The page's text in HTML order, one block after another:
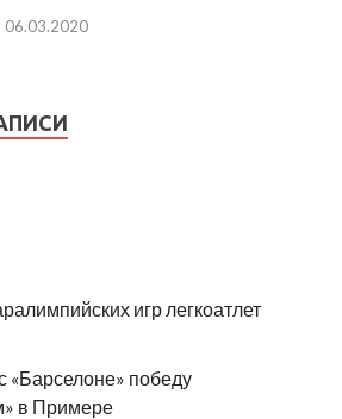
06.03.2020
игр легкоатлет
«Барселоне» победу
в Примере